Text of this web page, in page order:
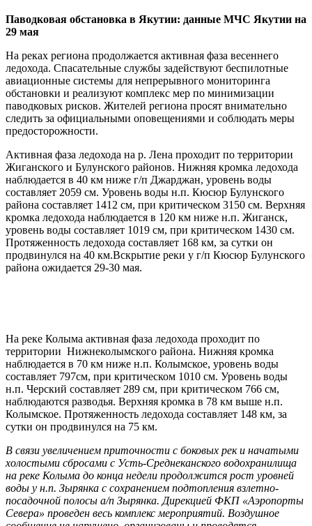
Паводковая обстановка в Якутии: данные МЧС Якутии на
29 мая
На реках региона продолжается активная фаза весеннего
ледохода. Спасательные службы задействуют беспилотные
авиационные системы для непрерывного мониторинга
обстановки и реализуют комплекс мер по минимизации
паводковых рисков. Жителей региона просят внимательно
следить за официальными оповещениями и соблюдать меры
предосторожности.
Активная фаза ледохода на р. Лена проходит по территории
Жиганского и Булунского районов. Нижняя кромка ледохода
наблюдается в 40 км ниже г/п Джарджан, уровень воды
составляет 2059 см. Уровень воды н.п. Кюсюр Булунского
района составляет 1412 см, при критическом 3150 см. Верхняя
кромка ледохода наблюдается в 120 км ниже н.п. Жиганск,
уровень воды составляет 1019 см, при критическом 1430 см.
Протяженность ледохода составляет 168 км, за сутки он
продвинулся на 40 км.Вскрытие реки у г/п Кюсюр Булунского
района ожидается 29-30 мая.
На реке Колыма активная фаза ледохода проходит по
территории Нижнеколымского района. Нижняя кромка
наблюдается в 70 км ниже н.п. Колымское, уровень воды
составляет 797см, при критическом 1010 см. Уровень воды
н.п. Черский составляет 289 см, при критическом 766 см,
наблюдаются разводья. Верхняя кромка в 78 км выше н.п.
Колымское. Протяженность ледохода составляет 148 км, за
сутки он продвинулся на 75 км.
В связи увеличением приточности с боковых рек и начатыми
холостыми сбросами с Усть-Среднеканского водохранилища
на реке Колыма до конца недели продолжится рост уровней
воды у н.п. Зырянка с сохранением подтопления взлетно-
посадочной полосы а/п Зырянка. Дирекцией ФКП «Аэропорты
Севера» проведен весь комплекс мероприятий. Воздушное